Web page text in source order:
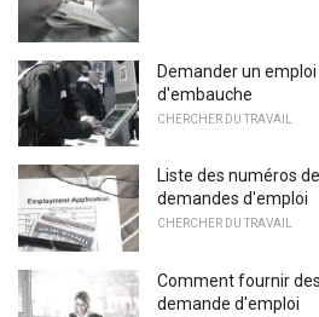
Demander un
d'embauche
CHERCHER DU TRAVAIL
Liste des numéros
demandes d'emploi
CHERCHER DU TRAVAIL
Comment fournir
demande d'emploi